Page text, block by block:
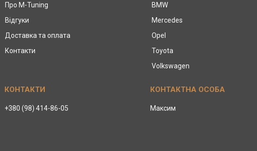
Про M-Tuning
Відгуки
Доставка та оплата
Контакти
BMW
Mercedes
Opel
Toyota
Volkswagen
+380 (98) 414-86-05 Максим